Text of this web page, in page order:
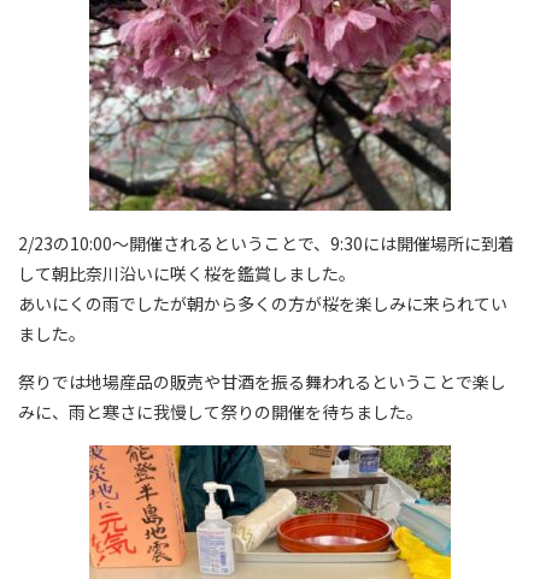
2/23の10:00〜開催されるということで、9:30には開催場所に到着
して朝比奈川沿いに咲く桜を鑑賞しました。
あいにくの雨でしたが朝から多くの方が桜を楽しみに来られてい
ました。
祭りでは地場産品の販売や甘酒を振る舞われるということで楽し
みに、雨と寒さに我慢して祭りの開催を待ちました。